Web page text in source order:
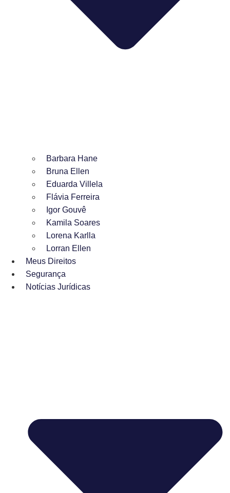
Barbara Hane
Bruna Ellen
Eduarda Villela
Flávia Ferreira
Igor Gouvê
Kamila Soares
Lorena Karlla
Lorran Ellen
Meus Direitos
Segurança
Notícias Jurídicas